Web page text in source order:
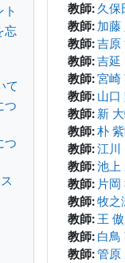
教師: 久保
教師: 加藤
教師:吉原
教師:吉延
教師:宮崎
教師: 山口
教師: 新
教師:朴
教師:江川
教師:池上
教師: 片岡
教師:牧之
教師:王
教師: 白鳥
教師:管原
ト
忘
て
つ
つ